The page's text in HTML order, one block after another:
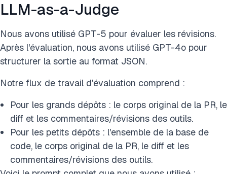
LLM-as-a-Judge
Nous avons utilisé GPT-5 pour évaluer les révisions.
Après l'évaluation, nous avons utilisé GPT-4o pour
structurer la sortie au format JSON.
Notre flux de travail d'évaluation comprend :
Pour les grands dépôts : le corps original de la PR, le
diff et les commentaires/révisions des outils.
Pour les petits dépôts : l'ensemble de la base de
code, le corps original de la PR, le diff et les
commentaires/révisions des outils.